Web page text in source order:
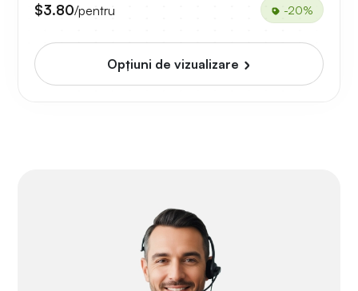
$3.80/pentru -20%
Opțiuni de vizualizare